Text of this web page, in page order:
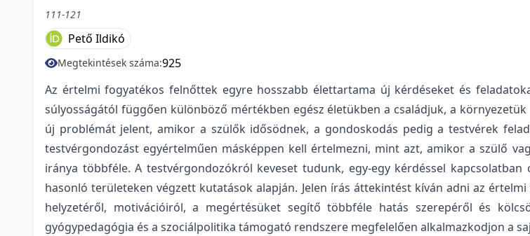
111-121
Pető Ildikó
Megtekintések száma:925
Az értelmi fogyatékos felnőttek egyre hosszabb élettartama új kérdéseket és
súlyosságától függően különböző mértékben egész életükben a családjuk, a
új problémát jelent, amikor a szülők idősödnek, a gondoskodás pedig a testvérek
testvérgondozást egyértelműen másképpen kell értelmezni, mint azt, amikor a szülő
iránya többféle. A testvérgondozókról keveset tudunk, egy-egy kérdéssel
hasonló területeken végzett kutatások alapján. Jelen írás áttekintést kíván adni az
helyzetéről, motivációiról, a megértésüket segítő többféle hatás szerepéről és
gyógypedagógia és a szociálpolitika támogató rendszere megfelelően alkalmazkodjon a